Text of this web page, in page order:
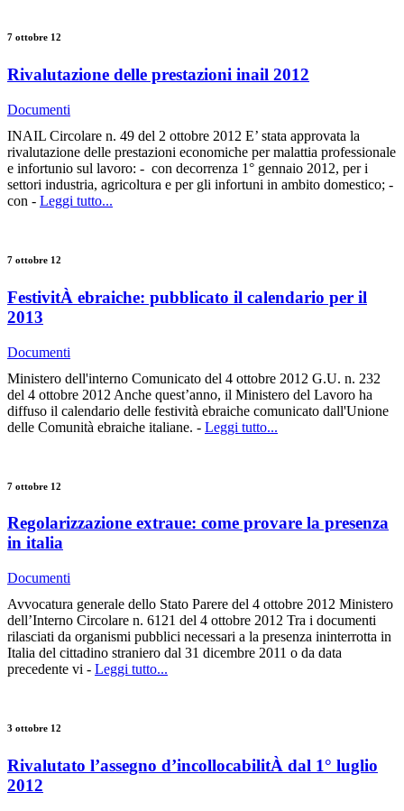
7 ottobre 12
Rivalutazione delle prestazioni inail 2012
Documenti
INAIL Circolare n. 49 del 2 ottobre 2012 E’ stata approvata la
rivalutazione delle prestazioni economiche per malattia professionale
e infortunio sul lavoro: - con decorrenza 1° gennaio 2012, per i
settori industria, agricoltura e per gli infortuni in ambito domestico; -
con - Leggi tutto...
7 ottobre 12
FestivitÀ ebraiche: pubblicato il calendario per il
2013
Documenti
Ministero dell'interno Comunicato del 4 ottobre 2012 G.U. n. 232
del 4 ottobre 2012 Anche quest’anno, il Ministero del Lavoro ha
diffuso il calendario delle festività ebraiche comunicato dall'Unione
delle Comunità ebraiche italiane. - Leggi tutto...
7 ottobre 12
Regolarizzazione extraue: come provare la presenza
in italia
Documenti
Avvocatura generale dello Stato Parere del 4 ottobre 2012 Ministero
dell’Interno Circolare n. 6121 del 4 ottobre 2012 Tra i documenti
rilasciati da organismi pubblici necessari a la presenza ininterrotta in
Italia del cittadino straniero dal 31 dicembre 2011 o da data
precedente vi - Leggi tutto...
3 ottobre 12
Rivalutato l’assegno d’incollocabilitÀ dal 1° luglio
2012